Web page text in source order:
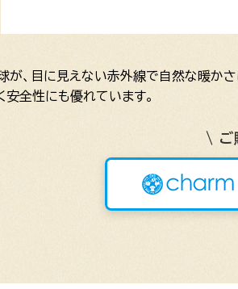
、目に見えない赤外線で自然な暖かさ
全性にも優れています。
\ ご